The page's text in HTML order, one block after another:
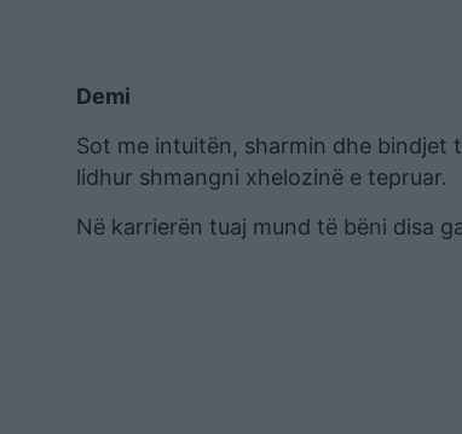
Demi
Sot me intuitën, sharmin dhe bindjet
lidhur shmangni xhelozinë e tepruar.
Në karrierën tuaj mund të bëni disa